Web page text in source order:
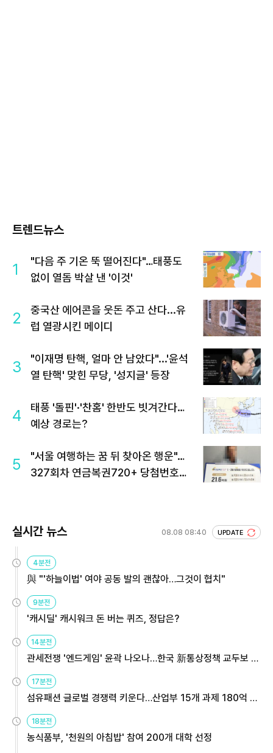
트렌드뉴스
1
"다음 주 기온 뚝 떨어진다"…태풍도
없이 열돔 박살 낸 '이것'
2
중국산 에어콘을 웃돈 주고 산다...유
럽 열광시킨 메이디
3
"이재명 탄핵, 얼마 안 남았다"...'윤석
열 탄핵' 맞힌 무당, '성지글' 등장
4
태풍 '돌핀'·'찬홈' 한반도 빗겨간다…
예상 경로는?
5
"서울 여행하는 꿈 뒤 찾아온 행운"…
327회차 연금복권720+ 당첨번호조
실시간 뉴스 08.08 08:40 UPDATE
4분전
與 "'하늘이법' 여야 공동 발의 괜찮아…그것이 협치"
9분전
'캐시딜' 캐시워크 돈 버는 퀴즈, 정답은?
14분전
관세전쟁 '엔드게임' 윤곽 나오나…한국 新통상정책 교두보 활
용해야
17분전
섬유패션 글로벌 경쟁력 키운다…산업부 15개 과제 180억 지
원
18분전
농식품부, '천원의 아침밥' 참여 200개 대학 선정